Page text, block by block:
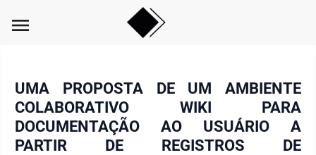
menu
UMA PROPOSTA DE UM AMBIENTE
COLABORATIVO WIKI PARA
DOCUMENTAÇÃO AO USUÁRIO A
PARTIR DE REGISTROS DE